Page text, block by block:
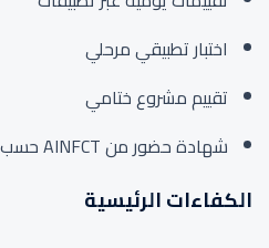
اختبار تطبيقي مرحلي
تقييم مشروع ختامي
شهادة حضور من AINFCT حسب المتطلبات
الكفاءات الرئيسية